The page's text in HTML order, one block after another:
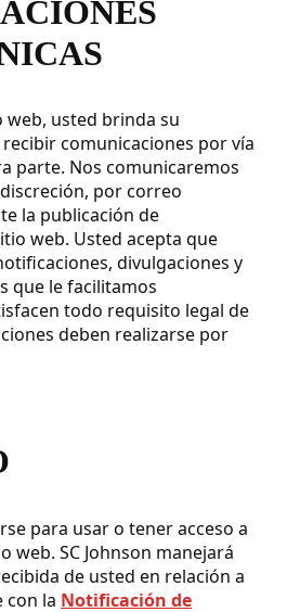
web, usted brinda su
comunicaciones por vía
parte. Nos comunicaremos
por correo
la publicación de
web. Usted acepta que
divulgaciones y
que le facilitamos
todo requisito legal de
deben realizarse por
para usar o tener acceso a
web. SC Johnson manejará
de usted en relación a
la Notificación de